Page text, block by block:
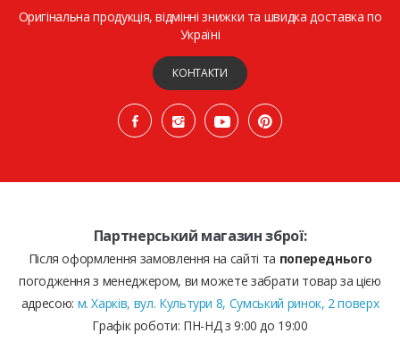
Оригінальна продукція, відмінні знижки та швидка доставка по
Україні
КОНТАКТИ
Партнерський магазин зброї:
Після оформлення замовлення на сайті та попереднього
погодження з менеджером, ви можете забрати товар за цією
адресою: м. Харків, вул. Культури 8, Сумський ринок, 2 поверх
Графік роботи: ПН-НД з 9:00 до 19:00